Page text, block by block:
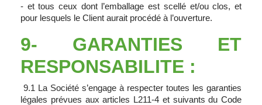
- et tous ceux dont l’emballage est scellé et/ou clos, et
pour lesquels le Client aurait procédé à l’ouverture.
9- GARANTIES ET
RESPONSABILITE :
9.1 La Société s’engage à respecter toutes les garanties
légales prévues aux articles L211-4 et suivants du Code